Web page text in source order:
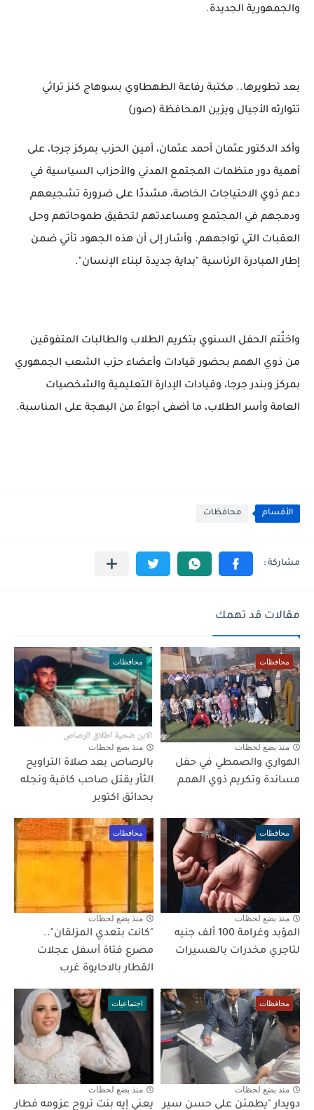
والجمهورية الجديدة.
بعد تطويرها.. مكتبة رفاعة الطهطاوي بسوهاج كنز تراثي
تتوارثه الأجيال ويزين المحافظة (صور)
وأكد الدكتور عثمان أحمد عثمان، أمين الحزب بمركز جرجا، على
أهمية دور منظمات المجتمع المدني والأحزاب السياسية في
دعم ذوي الاحتياجات الخاصة، مشددًا على ضرورة تشجيعهم
ودمجهم في المجتمع ومساعدتهم لتحقيق طموحاتهم وحل
العقبات التي تواجههم. وأشار إلى أن هذه الجهود تأتي ضمن
إطار المبادرة الرئاسية "بداية جديدة لبناء الإنسان".
واختُتم الحفل السنوي بتكريم الطلاب والطالبات المتفوقين
من ذوي الهمم بحضور قيادات وأعضاء حزب الشعب الجمهوري
بمركز وبندر جرجا، وقيادات الإدارة التعليمية والشخصيات
العامة وأسر الطلاب، ما أضفى أجواءً من البهجة على المناسبة.
الأقسام محافظات
مقالات قد تهمك
محافظات
منذ بضع لحظات
الهواري والصمطي في حفل
مساندة وتكريم ذوي الهمم
محافظات
منذ بضع لحظات
بالرصاص بعد صلاة التراويح
الثأر يقتل صاحب كافية ونجله
بحدائق اكتوبر
محافظات
منذ بضع لحظات
المؤبد وغرامة 100 ألف جنيه
لتاجري مخدرات بالعسيرات
محافظات
منذ بضع لحظات
"كانت بتعدي المزلقان"..
مصرع فتاة أسفل عجلات
القطار بالاحايوة غرب
محافظات
منذ بضع لحظات
دويدار "يطمئن على حسن سير
اجتماعيات
منذ بضع لحظات
يعني إيه بنت تروح عزومه فطار